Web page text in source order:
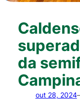
da
out 28, 2024